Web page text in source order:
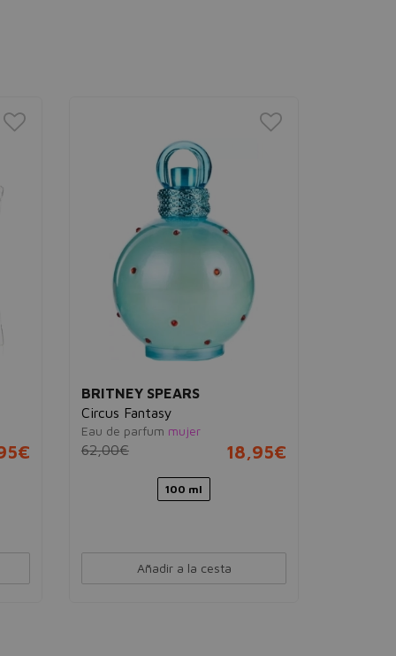
BRITNEY SPEARS
Circus Fantasy
Eau de parfum mujer
62,00€ 18,95€
100 ml
Añadir a la cesta